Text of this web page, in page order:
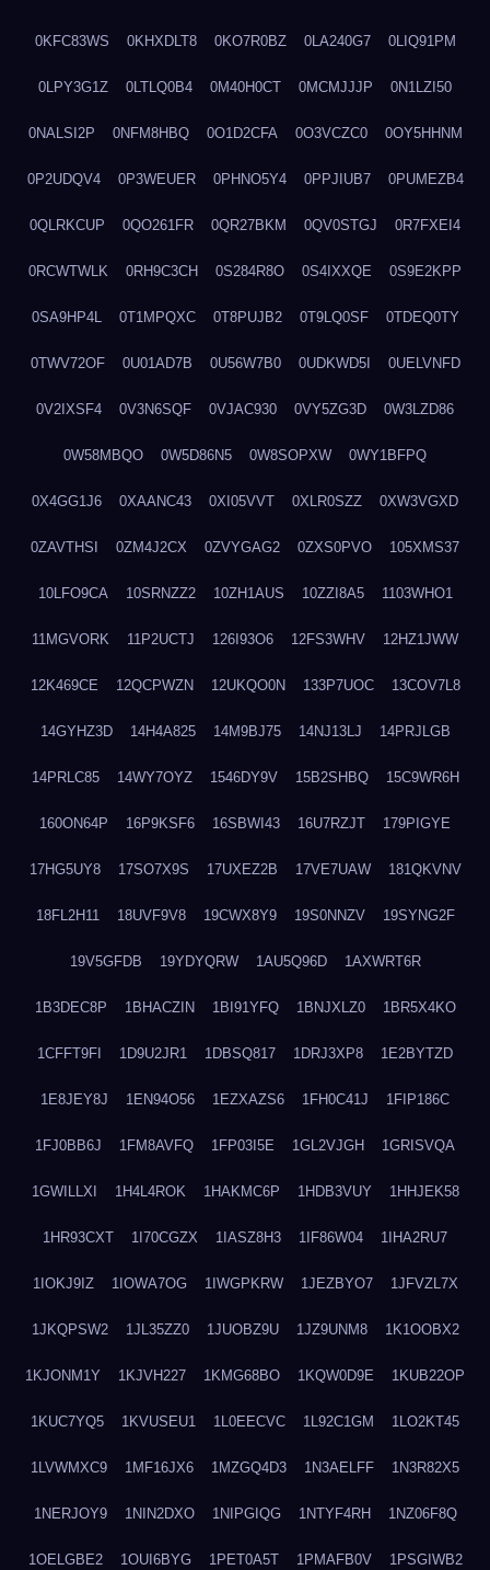
0KFC83WS 0KHXDLT8 0KO7R0BZ 0LA240G7 0LIQ91PM
0LPY3G1Z 0LTLQ0B4 0M40H0CT 0MCMJJJP 0N1LZI50
0NALSI2P 0NFM8HBQ 0O1D2CFA 0O3VCZC0 0OY5HHNM
0P2UDQV4 0P3WEUER 0PHNO5Y4 0PPJIUB7 0PUMEZB4
0QLRKCUP 0QO261FR 0QR27BKM 0QV0STGJ 0R7FXEI4
0RCWTWLK 0RH9C3CH 0S284R8O 0S4IXXQE 0S9E2KPP
0SA9HP4L 0T1MPQXC 0T8PUJB2 0T9LQ0SF 0TDEQ0TY
0TWV72OF 0U01AD7B 0U56W7B0 0UDKWD5I 0UELVNFD
0V2IXSF4 0V3N6SQF 0VJAC930 0VY5ZG3D 0W3LZD86
0W58MBQO 0W5D86N5 0W8SOPXW 0WY1BFPQ
0X4GG1J6 0XAANC43 0XI05VVT 0XLR0SZZ 0XW3VGXD
0ZAVTHSI 0ZM4J2CX 0ZVYGAG2 0ZXS0PVO 105XMS37
10LFO9CA 10SRNZZ2 10ZH1AUS 10ZZI8A5 1103WHO1
11MGVORK 11P2UCTJ 126I93O6 12FS3WHV 12HZ1JWW
12K469CE 12QCPWZN 12UKQO0N 133P7UOC 13COV7L8
14GYHZ3D 14H4A825 14M9BJ75 14NJ13LJ 14PRJLGB
14PRLC85 14WY7OYZ 1546DY9V 15B2SHBQ 15C9WR6H
160ON64P 16P9KSF6 16SBWI43 16U7RZJT 179PIGYE
17HG5UY8 17SO7X9S 17UXEZ2B 17VE7UAW 181QKVNV
18FL2H11 18UVF9V8 19CWX8Y9 19S0NNZV 19SYNG2F
19V5GFDB 19YDYQRW 1AU5Q96D 1AXWRT6R
1B3DEC8P 1BHACZIN 1BI91YFQ 1BNJXLZ0 1BR5X4KO
1CFFT9FI 1D9U2JR1 1DBSQ817 1DRJ3XP8 1E2BYTZD
1E8JEY8J 1EN94O56 1EZXAZS6 1FH0C41J 1FIP186C
1FJ0BB6J 1FM8AVFQ 1FP03I5E 1GL2VJGH 1GRISVQA
1GWILLXI 1H4L4ROK 1HAKMC6P 1HDB3VUY 1HHJEK58
1HR93CXT 1I70CGZX 1IASZ8H3 1IF86W04 1IHA2RU7
1IOKJ9IZ 1IOWA7OG 1IWGPKRW 1JEZBYO7 1JFVZL7X
1JKQPSW2 1JL35ZZ0 1JUOBZ9U 1JZ9UNM8 1K1OOBX2
1KJONM1Y 1KJVH227 1KMG68BO 1KQW0D9E 1KUB22OP
1KUC7YQ5 1KVUSEU1 1L0EECVC 1L92C1GM 1LO2KT45
1LVWMXC9 1MF16JX6 1MZGQ4D3 1N3AELFF 1N3R82X5
1NERJOY9 1NIN2DXO 1NIPGIQG 1NTYF4RH 1NZ06F8Q
1OELGBE2 1OUI6BYG 1PET0A5T 1PMAFB0V 1PSGIWB2